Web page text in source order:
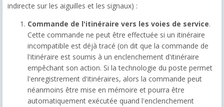
indirecte sur les aiguilles et les signaux) :
Commande de l'itinéraire vers les voies de service.
Cette commande ne peut être effectuée si un itinéraire
incompatible est déjà tracé (on dit que la commande de
l'itinéraire est soumis à un enclenchement d'itinéraire
empêchant son action. Si la technologie du poste permet
l'enregistrement d'itinéraires, alors la commande peut
néanmoins être mise en mémoire et pourra être
automatiquement exécutée quand l'enclenchement